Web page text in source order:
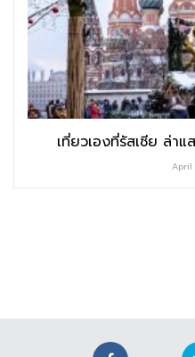
เที่ยวเองที่รัสเซีย ล่า
April